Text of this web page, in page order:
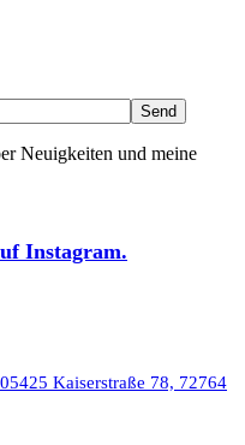
Neuigkeiten und meine
Instagram.
Kaiserstraße 78, 72764